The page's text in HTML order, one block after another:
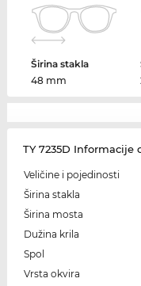
Širina stakla
48 mm
TY 7235D Informacije
Veličine i pojedinosti
Širina stakla
Širina mosta
Dužina krila
Spol
Vrsta okvira